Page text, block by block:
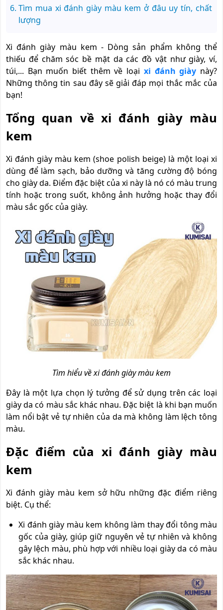
Tìm mua xi đánh giày màu kem ở đâu uy tín, chất
lượng
Xi đánh giày màu kem - Dòng sản phẩm không thể
thiếu để chăm sóc bề mặt da các đồ vật như giày, ví,
túi,... Bạn muốn biết thêm về loại xi đánh giày này?
Những thông tin sau đây sẽ giải đáp mọi thắc mắc của
bạn!
Tổng quan về xi đánh giày màu
kem
Xi đánh giày màu kem (shoe polish beige) là một loại xi
dùng để làm sạch, bảo dưỡng và tăng cường độ bóng
cho giày da. Điểm đặc biệt của xi này là nó có màu trung
tính hoặc trong suốt, không ảnh hưởng hoặc thay đổi
màu sắc gốc của giày.
Tìm hiểu về xi đánh giày màu kem
Đây là một lựa chọn lý tưởng để sử dụng trên các loại
giày da có màu sắc khác nhau. Đặc biệt là khi bạn muốn
làm nổi bật vẻ tự nhiên của da mà không làm lệch tông
màu.
Đặc điểm của xi đánh giày màu
kem
Xi đánh giày màu kem sở hữu những đặc điểm riêng
biệt. Cụ thể:
Xi đánh giày màu kem không làm thay đổi tông màu
gốc của giày, giúp giữ nguyên vẻ tự nhiên và không
gây lệch màu, phù hợp với nhiều loại giày da có màu
sắc khác nhau.